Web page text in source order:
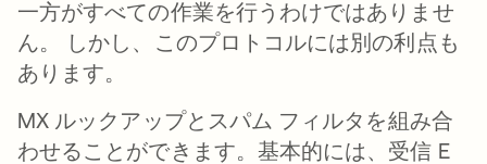
一方がすべての作業を行うわけではありませ
ん。 しかし、このプロトコルには別の利点も
あります。
MX ルックアップとスパム フィルタを組み合
わせることができます。基本的には、受信 E